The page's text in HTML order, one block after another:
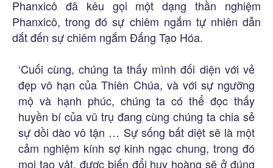
Phanxicô đã kêu gọi một dạng thần nghiệm
Phanxicô, trong đó sự chiêm ngắm tự nhiên dẫn
dắt đến sự chiêm ngắm Đấng Tạo Hóa.
‘Cuối cùng, chúng ta thấy mình đối diện với vẻ
đẹp vô hạn của Thiên Chúa, và với sự ngưỡng
mộ và hạnh phúc, chúng ta có thể đọc thấy
huyền bí của vũ trụ đang cùng chúng ta chia sẻ
sự dồi dào vô tận … Sự sống bất diệt sẽ là một
cảm nghiệm kính sợ kinh ngạc chung, trong đó
mọi tạo vật, được biến đổi huy hoàng sẽ ở đúng